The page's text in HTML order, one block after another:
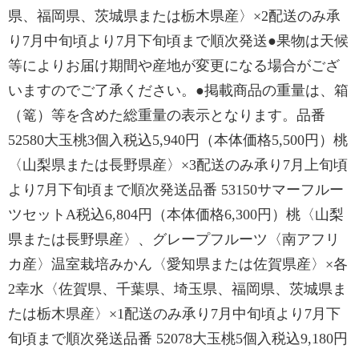
県、福岡県、茨城県または栃木県産〉×2配送のみ承
り7月中旬頃より7月下旬頃まで順次発送●果物は天候
等によりお届け期間や産地が変更になる場合がござ
いますのでご了承ください。●掲載商品の重量は、箱
（篭）等を含めた総重量の表示となります。品番
52580大玉桃3個入税込5,940円（本体価格5,500円）桃
〈山梨県または長野県産〉×3配送のみ承り7月上旬頃
より7月下旬頃まで順次発送品番 53150サマーフルー
ツセットA税込6,804円（本体価格6,300円）桃〈山梨
県または長野県産〉、グレープフルーツ〈南アフリ
カ産〉温室栽培みかん〈愛知県または佐賀県産〉×各
2幸水〈佐賀県、千葉県、埼玉県、福岡県、茨城県ま
たは栃木県産〉×1配送のみ承り7月中旬頃より7月下
旬頃まで順次発送品番 52078大玉桃5個入税込9,180円